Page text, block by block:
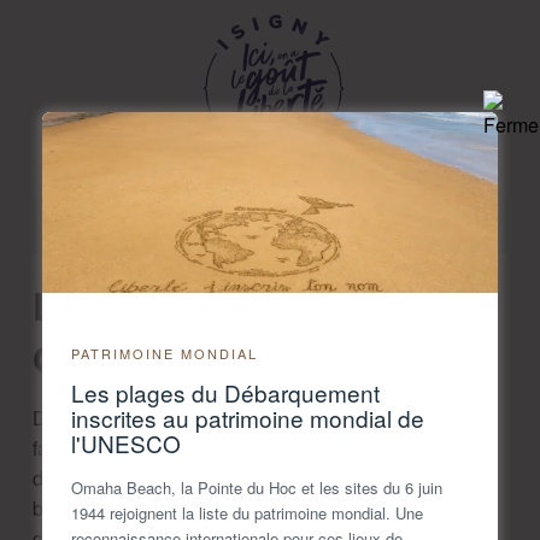
Le cidre de Simon -
Géfosse-Fontenay
Depuis 2015, Simon Lemarié perpétue la tradition
familiale en produisant des cidres et spiritueux à partir
de pommes issues de ses propres vergers. Ici, tout est
bio et local : les variétés anciennes de pommes sont
PATRIMOINE MONDIAL
Les plages du Débarquement
inscrites au patrimoine mondial de
l'UNESCO
Omaha Beach, la Pointe du Hoc et les sites du 6 juin
1944 rejoignent la liste du patrimoine mondial. Une